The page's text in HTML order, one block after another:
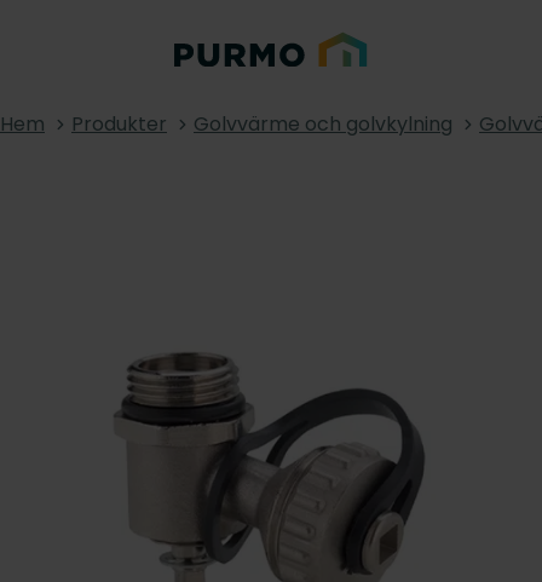
Hem Produkter Golvvärme och golvkylning